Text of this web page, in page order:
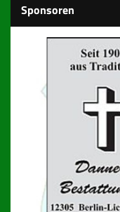
Sponsoren